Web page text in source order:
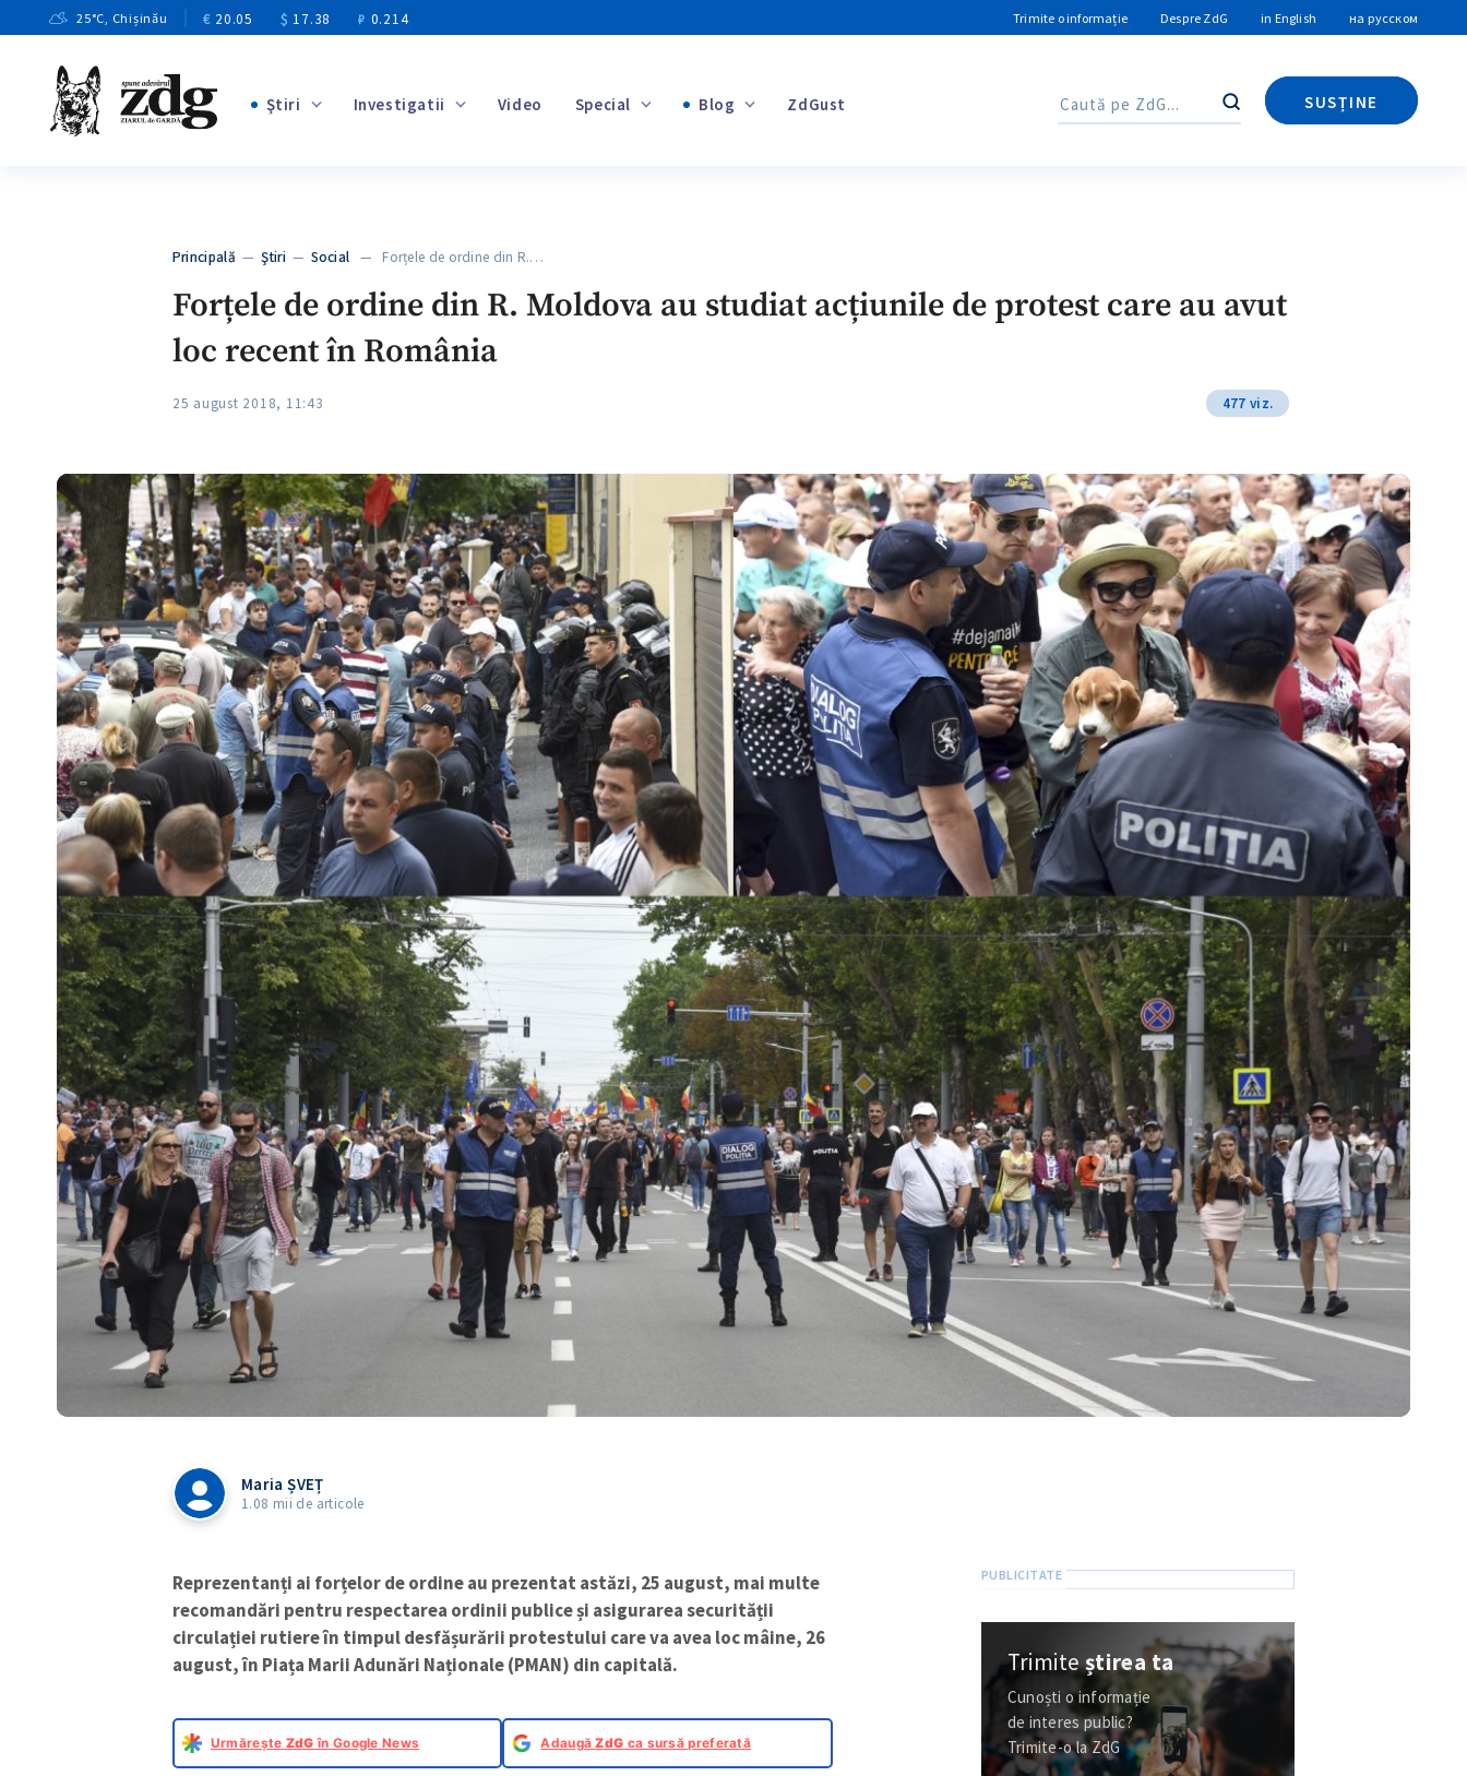
25°C, Chișinău € 20.05 $ 17.38 ₽ 0.214 Trimite o informație Despre ZdG in English на русском
Ştiri Investigatii Video Special Blog ZdGust Caută
SUSȚINE
Caută
Principală —Ştiri —Social — Forțele de ordine din R.…
Forțele de ordine din R. Moldova au studiat acțiunile de protest care au avut
loc recent în România
25 august 2018, 11:43 477 viz.
Maria ȘVEȚ
1.08 mii de articole
Reprezentanți ai forțelor de ordine au prezentat astăzi, 25 august, mai multe
recomandări pentru respectarea ordinii publice și asigurarea securității
circulației rutiere în timpul desfășurării protestului care va avea loc mâine, 26
august, în Piața Marii Adunări Naționale (PMAN) din capitală.
Urmărește ZdG în Google News AdaugăZdG ca sursă preferată
Trimiteștirea ta
Cunoști o informație
de interes public?
Trimite-o la ZdG